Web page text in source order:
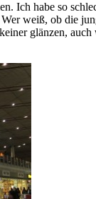
Ich habe so
weiß, ob die
glänzen,